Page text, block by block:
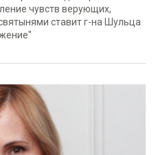
чувств верующих,
ставит г-на Шульца